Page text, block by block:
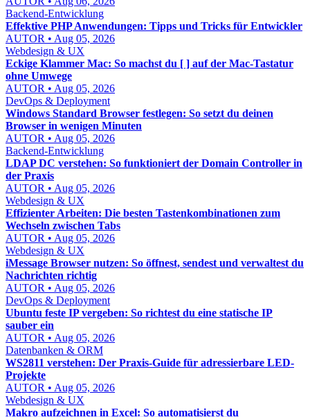
Backend-Entwicklung
Effektive PHP Anwendungen: Tipps und Tricks für Entwickler
AUTOR • Aug 05, 2026
Webdesign & UX
Eckige Klammer Mac: So machst du [ ] auf der Mac-Tastatur
ohne Umwege
AUTOR • Aug 05, 2026
DevOps & Deployment
Windows Standard Browser festlegen: So setzt du deinen
Browser in wenigen Minuten
AUTOR • Aug 05, 2026
Backend-Entwicklung
LDAP DC verstehen: So funktioniert der Domain Controller in
der Praxis
AUTOR • Aug 05, 2026
Webdesign & UX
Effizienter Arbeiten: Die besten Tastenkombinationen zum
Wechseln zwischen Tabs
AUTOR • Aug 05, 2026
Webdesign & UX
iMessage Browser nutzen: So öffnest, sendest und verwaltest du
Nachrichten richtig
AUTOR • Aug 05, 2026
DevOps & Deployment
Ubuntu feste IP vergeben: So richtest du eine statische IP
sauber ein
AUTOR • Aug 05, 2026
Datenbanken & ORM
WS2811 verstehen: Der Praxis-Guide für adressierbare LED-
Projekte
AUTOR • Aug 05, 2026
Webdesign & UX
Makro aufzeichnen in Excel: So automatisierst du